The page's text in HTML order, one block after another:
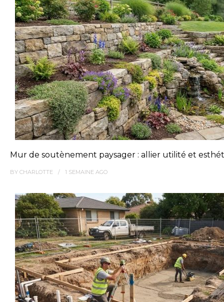
Mur de soutènement paysager : allier utilité et
BY CHARLOTTE 1 SEMAINE AGO